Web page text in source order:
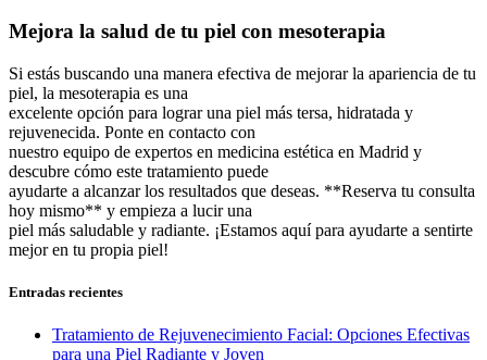
Mejora la salud de tu piel con mesoterapia
Si estás buscando una manera efectiva de mejorar la apariencia de tu
piel, la mesoterapia es una
excelente opción para lograr una piel más tersa, hidratada y
rejuvenecida. Ponte en contacto con
nuestro equipo de expertos en medicina estética en Madrid y
descubre cómo este tratamiento puede
ayudarte a alcanzar los resultados que deseas. **Reserva tu consulta
hoy mismo** y empieza a lucir una
piel más saludable y radiante. ¡Estamos aquí para ayudarte a sentirte
mejor en tu propia piel!
Entradas recientes
Tratamiento de Rejuvenecimiento Facial: Opciones Efectivas
para una Piel Radiante y Joven